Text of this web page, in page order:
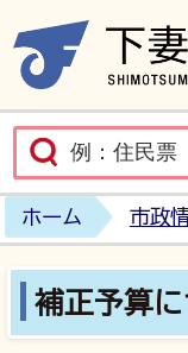
ホーム 市政
補正予算